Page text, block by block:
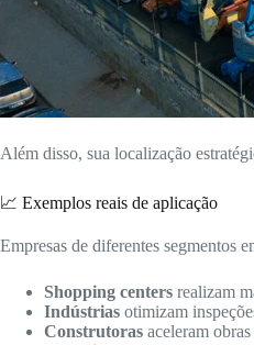
Além disso, sua localização
📈 Exemplos reais de aplicação
Empresas de diferentes segmentos
Shopping centers realizam
Indústrias otimizam
Construtoras aceleram